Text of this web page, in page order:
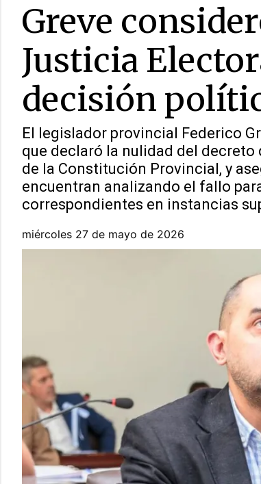
Greve
Justicia
decisión
El legislador provincial Federico
que declaró la nulidad del
de la Constitución Provincial, y
encuentran analizando el fallo
correspondientes en instancias
miércoles 27 de mayo de 2026